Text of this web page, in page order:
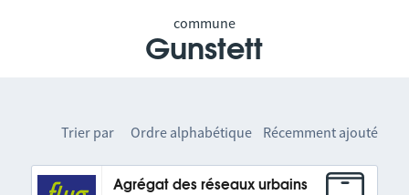
commune
Gunstett
Trier par Ordre alphabétique Récemment ajouté
Agrégat des réseaux urbains